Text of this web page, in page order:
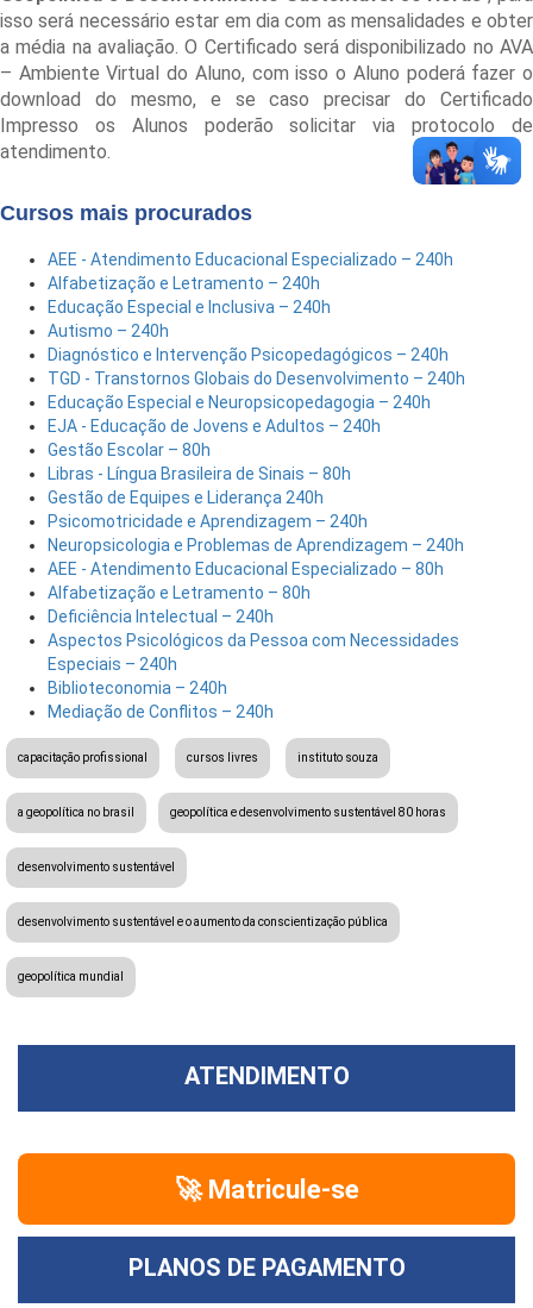
isso será necessário estar em dia com as mensalidades e obter
a média na avaliação. O Certificado será disponibilizado no AVA
– Ambiente Virtual do Aluno, com isso o Aluno poderá fazer o
download do mesmo, e se caso precisar do Certificado
Impresso os Alunos poderão solicitar via protocolo de
atendimento.
Cursos mais procurados
AEE - Atendimento Educacional Especializado – 240h
Alfabetização e Letramento – 240h
Educação Especial e Inclusiva – 240h
Autismo – 240h
Diagnóstico e Intervenção Psicopedagógicos – 240h
TGD - Transtornos Globais do Desenvolvimento – 240h
Educação Especial e Neuropsicopedagogia – 240h
EJA - Educação de Jovens e Adultos – 240h
Gestão Escolar – 80h
Libras - Língua Brasileira de Sinais – 80h
Gestão de Equipes e Liderança 240h
Psicomotricidade e Aprendizagem – 240h
Neuropsicologia e Problemas de Aprendizagem – 240h
AEE - Atendimento Educacional Especializado – 80h
Alfabetização e Letramento – 80h
Deficiência Intelectual – 240h
Aspectos Psicológicos da Pessoa com Necessidades
Especiais – 240h
Biblioteconomia – 240h
Mediação de Conflitos – 240h
capacitação profissional cursos livres instituto souza
a geopolítica no brasil geopolítica e desenvolvimento sustentável 80 horas
desenvolvimento sustentável
desenvolvimento sustentável e o aumento da conscientização pública
geopolítica mundial
ATENDIMENTO
🚀 Matricule-se
PLANOS DE PAGAMENTO